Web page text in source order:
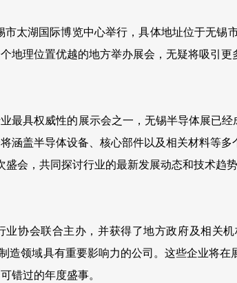
市太湖国际博览中心举行，具体地址位于无
地理位置优越的地方举办展会，无疑将吸引更
最具权威性的展示会之一，无锡半导体展已
涵盖半导体设备、核心部件以及相关材料等
会，共同探讨行业的最新发展动态和技术趋势
协会联合主办，并获得了地方政府及相关
造领域具有重要影响力的公司。这些企业将
错过的年度盛事。